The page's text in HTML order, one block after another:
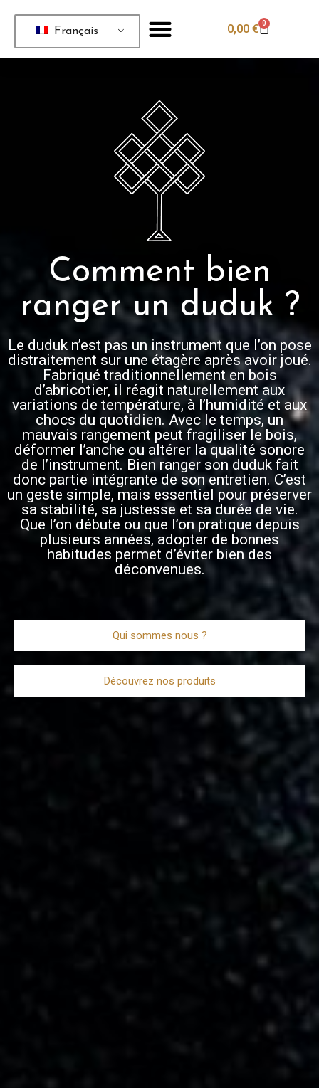
Français 0,00€ 0
Comment bien
ranger un duduk ?
Le duduk n’est pas un instrument que l’on pose
distraitement sur une étagère après avoir joué.
Fabriqué traditionnellement en bois
d’abricotier, il réagit naturellement aux
variations de température, à l’humidité et aux
chocs du quotidien. Avec le temps, un
mauvais rangement peut fragiliser le bois,
déformer l’anche ou altérer la qualité sonore
de l’instrument. Bien ranger son duduk fait
donc partie intégrante de son entretien. C’est
un geste simple, mais essentiel pour préserver
sa stabilité, sa justesse et sa durée de vie.
Que l’on débute ou que l’on pratique depuis
plusieurs années, adopter de bonnes
habitudes permet d’éviter bien des
déconvenues.
Qui sommes nous ?
Découvrez nos produits